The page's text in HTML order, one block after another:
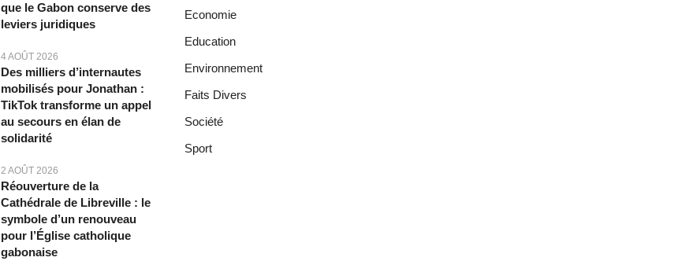
que le Gabon conserve des
leviers juridiques
4 AOÛT 2026
Des milliers d’internautes
mobilisés pour Jonathan :
TikTok transforme un appel
au secours en élan de
solidarité
2 AOÛT 2026
Réouverture de la
Cathédrale de Libreville : le
symbole d’un renouveau
pour l’Église catholique
gabonaise
Economie
Education
Environnement
Faits Divers
Société
Sport